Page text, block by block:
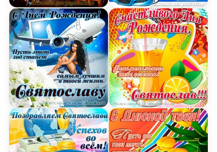
Открытка Святославу в День Рождения с
Открытка Святославу на день рождения с
Картинка с Днём
Открытка счастливого